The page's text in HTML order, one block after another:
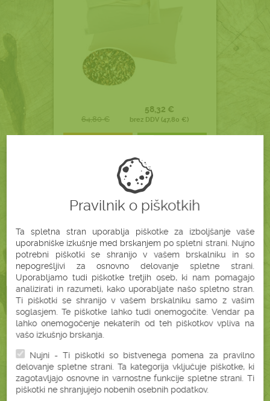
64,80 €
58,32 €
brez DDV (47,80 €)
AJDOV VZGLAVNIK
(40X80 CM)
48,80 €
43,92 €
brez DDV (36,00 €)
Pravilnik o piškotkih
Ta spletna stran uporablja piškotke za izboljšanje vaše
uporabniške izkušnje med brskanjem po spletni strani. Nujno
potrebni piškotki se shranijo v vašem brskalniku in so
nepogrešljivi za osnovno delovanje spletne strani.
Uporabljamo tudi piškotke tretjih oseb, ki nam pomagajo
analizirati in razumeti, kako uporabljate našo spletno stran.
Ti piškotki se shranijo v vašem brskalniku samo z vašim
soglasjem. Te piškotke lahko tudi onemogočite. Vendar pa
lahko onemogočenje nekaterih od teh piškotkov vpliva na
vašo izkušnjo brskanja.
Nujni - Ti piškotki so bistvenega pomena za pravilno
delovanje spletne strani. Ta kategorija vključuje piškotke, ki
zagotavljajo osnovne in varnostne funkcije spletne strani. Ti
piškotki ne shranjujejo nobenih osebnih podatkov.